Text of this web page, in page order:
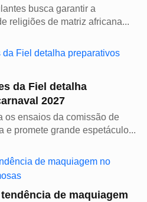
busca garantir a
religiões de matriz africana...
da Fiel detalha
2027
os ensaios da comissão de
e promete grande espetáculo...
de maquiagem